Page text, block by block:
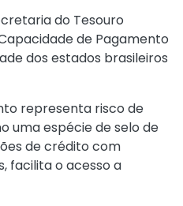
do Tesouro
de Pagamento
dos estados brasileiros
representa risco de
uma espécie de selo de
de crédito com
facilita o acesso a